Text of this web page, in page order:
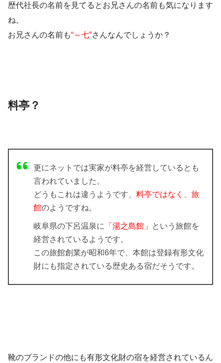
歴代社長の名前を見てるとお兄さんの名前も気になります
ね。
お兄さんの名前も“～七”さんなんでしょうか？
料亭？
更にネットでは実家が料亭を経営しているとも
言われていました。
どうもこれは違うようです、 料亭ではなく、 旅
館のようですね。
岐阜県の下呂温泉に 「湯之島館」
という旅館を
経営されているようです。
この旅館創業が昭和6年で、本館は登録有形文化
財にも指定されている歴史ある宿だそうです。
靴のブランドの他にも有形文化財の宿を経営されているん